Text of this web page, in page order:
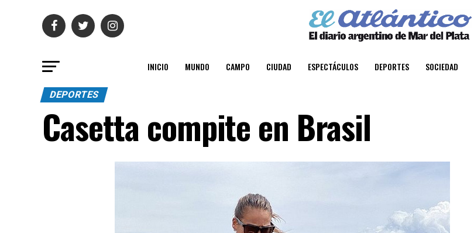
INICIO MUNDO CAMPO CIUDAD ESPECTÁCULOS DEPORTES SOCIEDAD
DEPORTES
Casetta compite en Brasil